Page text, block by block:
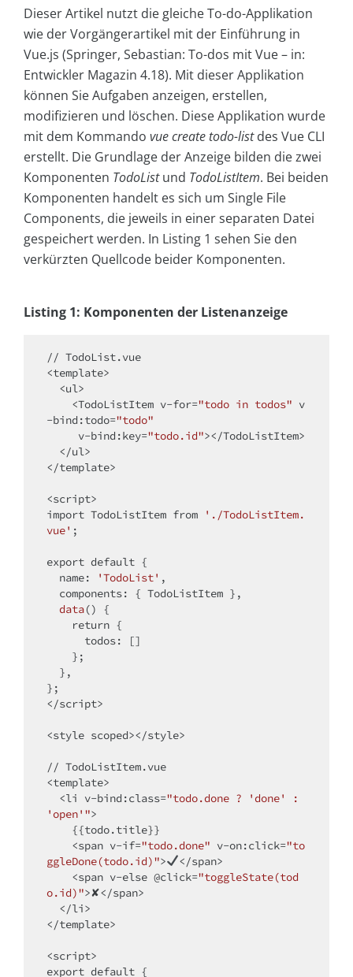
Dieser Artikel nutzt die gleiche To-do-Applikation
wie der Vorgängerartikel mit der Einführung in
Vue.js (Springer, Sebastian: To-dos mit Vue – in:
Entwickler Magazin 4.18). Mit dieser Applikation
können Sie Aufgaben anzeigen, erstellen,
modifizieren und löschen. Diese Applikation wurde
mit dem Kommando vue create todo-listdes Vue CLI
erstellt. Die Grundlage der Anzeige bilden die zwei
Komponenten TodoListund TodoListItem. Bei beiden
Komponenten handelt es sich um Single File
Components, die jeweils in einer separaten Datei
gespeichert werden. In Listing 1 sehen Sie den
verkürzten Quellcode beider Komponenten.
Listing 1: Komponenten der Listenanzeige
<template>
<ul >
<TodoListItem v-for="todo in todos" v
-bind:todo="todo"
v-bind:key="todo.id"></TodoListItem>
</ul >
</template>
<script>
import TodoListItem from
'./TodoListItem.
vue' ;
export default {
name: 'TodoList' ,
components: { TodoListItem },
data()
{
return {
todos: []
</script>
<style scoped></style>
<template>
<li v-bind:class="todo.done ? 'done' :
'open'">
<span v-if="todo.done" v-on:click="to
ggleDone(todo.id)"> </span>
<span v-else @click="toggleState(tod
o.id)">✘</span>
</li>
</template>
<script>
export default {